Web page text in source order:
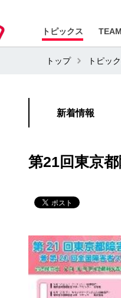
トピックス
トップ トピッ
新着情報
第21回東京